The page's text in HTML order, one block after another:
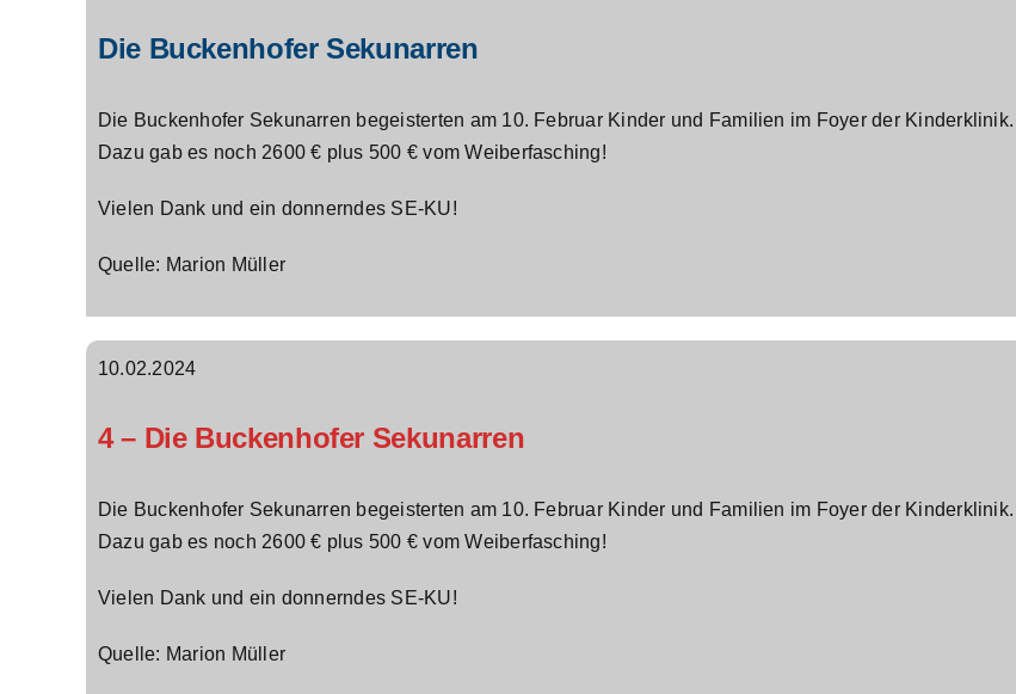
Die Buckenhofer Sekunarren
Die Buckenhofer Sekunarren begeisterten am 10. Februar Kinder und Familien im Foyer der Kinderklinik.
Dazu gab es noch 2600 € plus 500 € vom Weiberfasching!
Vielen Dank und ein donnerndes SE-KU!
Quelle: Marion Müller
10.02.2024
4 – Die Buckenhofer Sekunarren
Die Buckenhofer Sekunarren begeisterten am 10. Februar Kinder und Familien im Foyer der Kinderklinik.
Dazu gab es noch 2600 € plus 500 € vom Weiberfasching!
Vielen Dank und ein donnerndes SE-KU!
Quelle: Marion Müller